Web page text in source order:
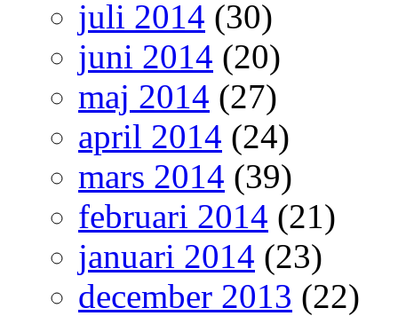
juli 2014 (30)
juni 2014 (20)
maj 2014 (27)
april 2014 (24)
mars 2014 (39)
februari 2014 (21)
januari 2014 (23)
december 2013 (22)